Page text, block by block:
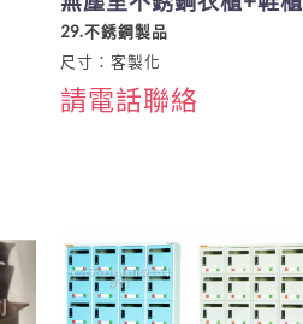
29.不銹鋼製品
尺寸：客製化
請電話聯絡